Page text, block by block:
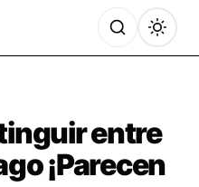
entre
¡Parecen